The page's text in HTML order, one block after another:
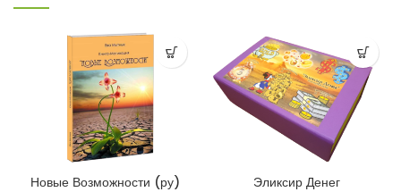
Новые Возможности (ру) Эликсир Денег